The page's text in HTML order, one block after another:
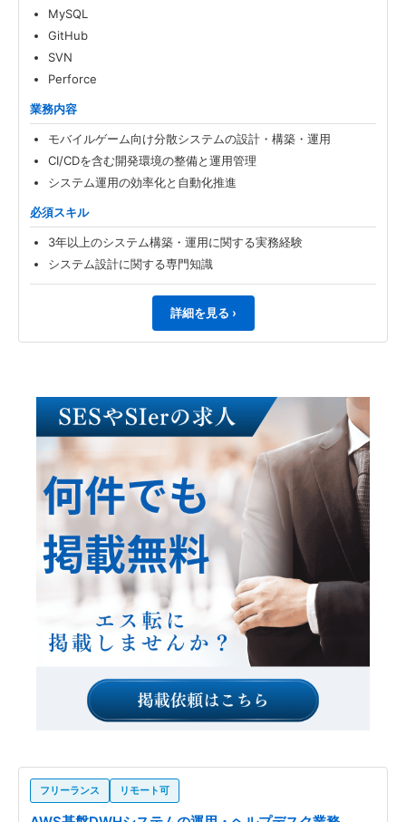
MySQL
GitHub
SVN
Perforce
業務内容
モバイルゲーム向け分散システムの設計・構築・運用
CI/CDを含む開発環境の整備と運用管理
システム運用の効率化と自動化推進
必須スキル
3年以上のシステム構築・運用に関する実務経験
システム設計に関する専門知識
詳細を見る ›
フリーランス リモート可